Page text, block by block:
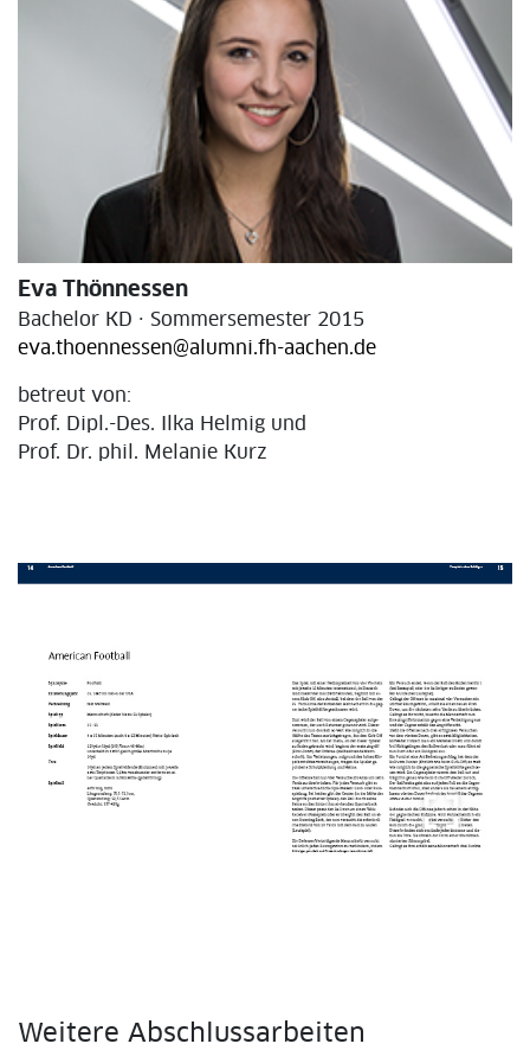
Eva Thönnessen
Bachelor KD · Sommersemester 2015
eva.thoennessen@alumni.fh-aachen.de
betreut von:
Prof. Dipl.-Des. Ilka Helmig und
Prof. Dr. phil. Melanie Kurz
fullscreen
Weitere Abschlussarbeiten